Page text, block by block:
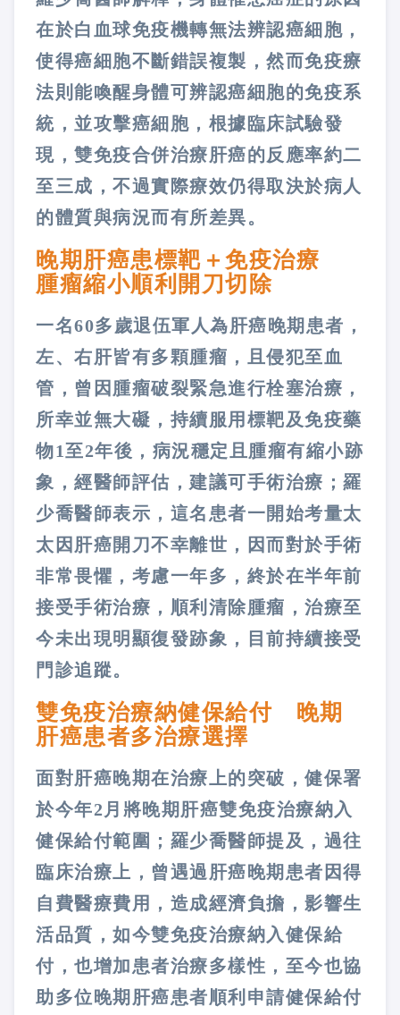
在於白血球免疫機轉無法辨認癌細胞，
使得癌細胞不斷錯誤複製，然而免疫療
法則能喚醒身體可辨認癌細胞的免疫系
統，並攻擊癌細胞，根據臨床試驗發
現，雙免疫合併治療肝癌的反應率約二
至三成，不過實際療效仍得取決於病人
的體質與病況而有所差異。
晚期肝癌患標靶＋免疫治療
腫瘤縮小順利開刀切除
一名60多歲退伍軍人為肝癌晚期患者，
左、右肝皆有多顆腫瘤，且侵犯至血
管，曾因腫瘤破裂緊急進行栓塞治療，
所幸並無大礙，持續服用標靶及免疫藥
物1至2年後，病況穩定且腫瘤有縮小跡
象，經醫師評估，建議可手術治療；羅
少喬醫師表示，這名患者一開始考量太
太因肝癌開刀不幸離世，因而對於手術
非常畏懼，考慮一年多，終於在半年前
接受手術治療，順利清除腫瘤，治療至
今未出現明顯復發跡象，目前持續接受
門診追蹤。
雙免疫治療納健保給付 晚期
肝癌患者多治療選擇
面對肝癌晚期在治療上的突破，健保署
於今年2月將晚期肝癌雙免疫治療納入
健保給付範圍；羅少喬醫師提及，過往
臨床治療上，曾遇過肝癌晚期患者因得
自費醫療費用，造成經濟負擔，影響生
活品質，如今雙免疫治療納入健保給
付，也增加患者治療多樣性，至今也協
助多位晚期肝癌患者順利申請健保給付